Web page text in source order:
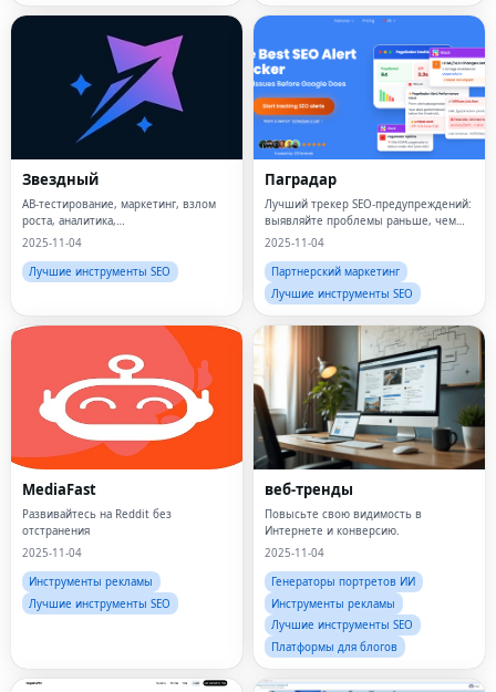
Звездный
AB-тестирование, маркетинг, взлом
роста, аналитика,
производительность
2025-11-04
Лучшие инструменты SEO
Паградар
Лучший трекер SEO-предупреждений:
выявляйте проблемы раньше, чем
это сделает Google.
2025-11-04
Партнерский маркетинг
Лучшие инструменты SEO
MediaFast
Развивайтесь на Reddit без
отстранения
2025-11-04
Инструменты рекламы
Лучшие инструменты SEO
веб-тренды
Повысьте свою видимость в
Интернете и конверсию.
2025-11-04
Генераторы портретов ИИ
Инструменты рекламы
Лучшие инструменты SEO
Платформы для блогов